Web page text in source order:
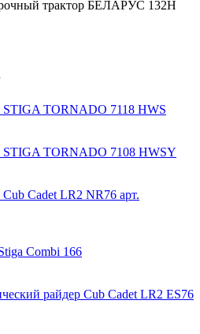
трактор БЕЛАРУС 132Н
STIGA TORNADO 7118 HWS
STIGA TORNADO 7108 HWSY
Cub Cadet LR2 NR76 арт.
Combi 166
райдер Cub Cadet LR2 ES76